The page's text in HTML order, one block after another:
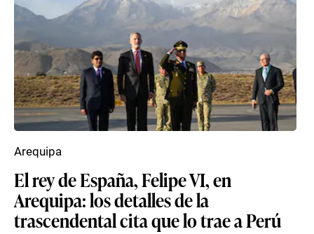
El rey de España, Felipe VI, en
Arequipa: los detalles de la
trascendental cita que lo trae a Perú
Arequipa